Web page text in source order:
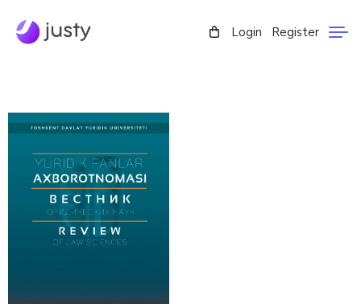
Login Register